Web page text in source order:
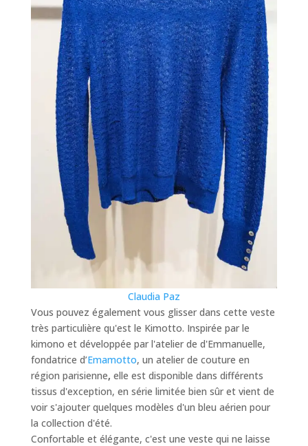
Claudia Paz
Vous pouvez également vous glisser dans cette veste
très particulière qu'est le Kimotto. Inspirée par le
kimono et développée par l'atelier de d'Emmanuelle,
fondatrice d’Emamotto, un atelier de couture en
région parisienne, elle est disponible dans différents
tissus d'exception, en série limitée bien sûr et vient de
voir s'ajouter quelques modèles d'un bleu aérien pour
la collection d'été.
Confortable et élégante, c'est une veste qui ne laisse